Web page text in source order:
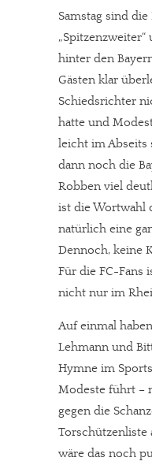
Samstag sind
hinter den
Gästen klar
Schiedsrichter
hatte und
leicht im Abseits
dann noch die
Robben viel
ist die Wortwahl
natürlich eine
Dennoch, keine
Für die FC-Fans
nicht nur im
Auf einmal
Lehmann und
Hymne im
Modeste führt –
gegen die
Torschützenliste
wäre das noch